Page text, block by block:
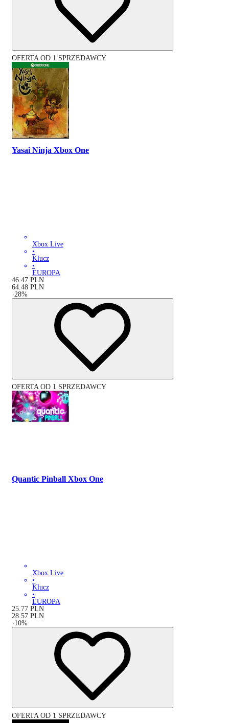
OFERTA OD 1 SPRZEDAWCY
Yasai Ninja Xbox One
Xbox Live
•
Klucz
•
EUROPA
46.47 PLN
64.48 PLN
-28%
OFERTA OD 1 SPRZEDAWCY
Quantic Pinball Xbox One
Xbox Live
•
Klucz
•
EUROPA
25.77 PLN
28.57 PLN
-10%
OFERTA OD 1 SPRZEDAWCY